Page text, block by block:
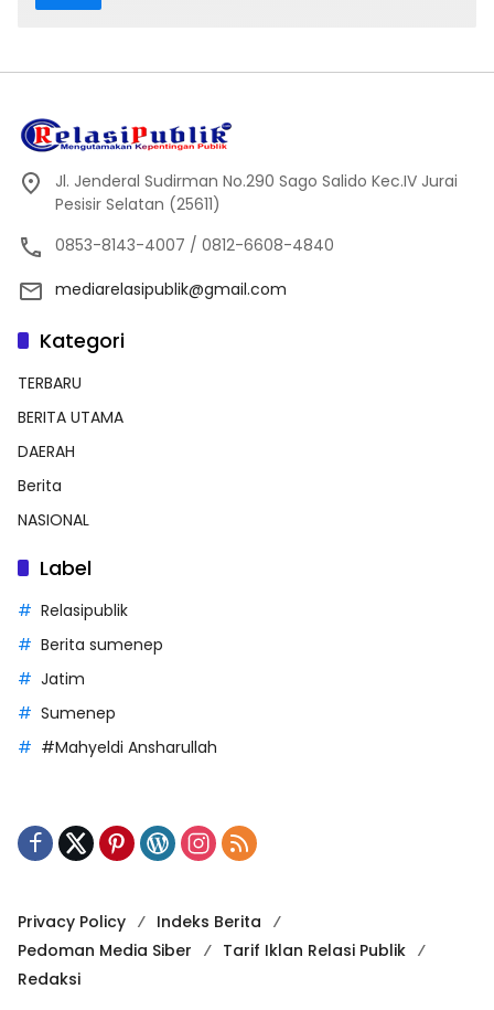
Jl. Jenderal Sudirman No.290 Sago Salido Kec.IV Jurai
Pesisir Selatan (25611)
0853-8143-4007 / 0812-6608-4840
mediarelasipublik@gmail.com
Kategori
TERBARU
BERITA UTAMA
DAERAH
Berita
NASIONAL
Label
Relasipublik
Berita sumenep
Jatim
Sumenep
#Mahyeldi Ansharullah
Privacy Policy
Indeks Berita
Pedoman Media Siber
Tarif Iklan Relasi Publik
Redaksi